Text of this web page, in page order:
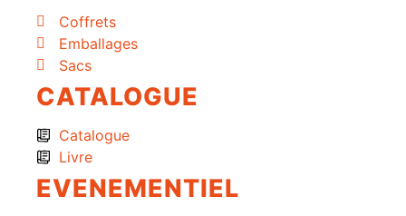
Coffrets
Emballages
Sacs
CATALOGUE
Catalogue
Livre
EVENEMENTIEL